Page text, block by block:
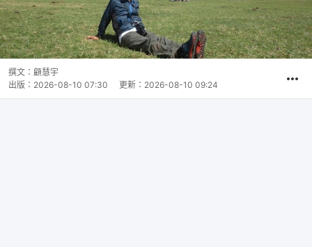
撰文： 顧慧宇
出版： 2026-08-10 07:30 更新： 2026-08-10 09:24